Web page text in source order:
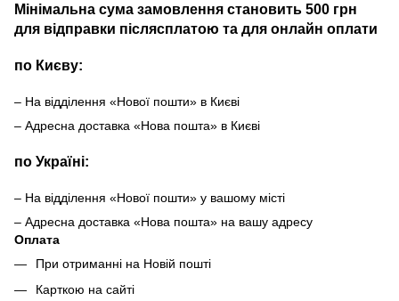
Мінімальна сума замовлення становить 500 грн
для відправки післясплатою та для онлайн оплати
по Києву:
– На відділення «Нової пошти» в Києві
– Адресна доставка «Нова пошта» в Києві
по Україні:
– На відділення «Нової пошти» у вашому місті
– Адресна доставка «Нова пошта» на вашу адресу
Оплата
При отриманні на Новій пошті
Карткою на сайті